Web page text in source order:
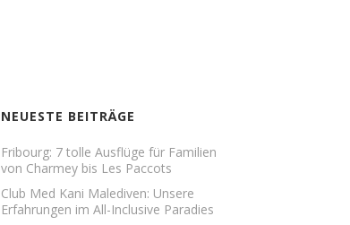
NEUESTE BEITRÄGE
Fribourg: 7 tolle Ausflüge für Familien
von Charmey bis Les Paccots
Club Med Kani Malediven: Unsere
Erfahrungen im All-Inclusive Paradies